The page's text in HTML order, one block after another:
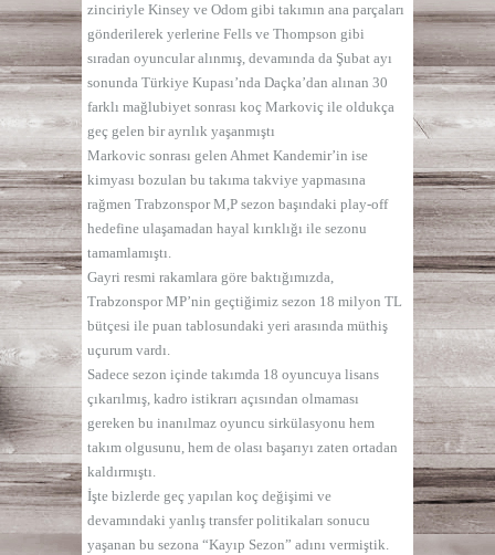
zinciriyle Kinsey ve Odom gibi takımın ana parçaları
gönderilerek yerlerine Fells ve Thompson gibi
sıradan oyuncular alınmış, devamında da Şubat ayı
sonunda Türkiye Kupası’nda Daçka’dan alınan 30
farklı mağlubiyet sonrası koç Markoviç ile oldukça
geç gelen bir ayrılık yaşanmıştı
Markovic sonrası gelen Ahmet Kandemir’in ise
kimyası bozulan bu takıma takviye yapmasına
rağmen Trabzonspor M,P sezon başındaki play-off
hedefine ulaşamadan hayal kırıklığı ile sezonu
tamamlamıştı.
Gayri resmi rakamlara göre baktığımızda,
Trabzonspor MP’nin geçtiğimiz sezon 18 milyon TL
bütçesi ile puan tablosundaki yeri arasında müthiş
uçurum vardı.
Sadece sezon içinde takımda 18 oyuncuya lisans
çıkarılmış, kadro istikrarı açısından olmaması
gereken bu inanılmaz oyuncu sirkülasyonu hem
takım olgusunu, hem de olası başarıyı zaten ortadan
kaldırmıştı.
İşte bizlerde geç yapılan koç değişimi ve
devamındaki yanlış transfer politikaları sonucu
yaşanan bu sezona “Kayıp Sezon” adını vermiştik.